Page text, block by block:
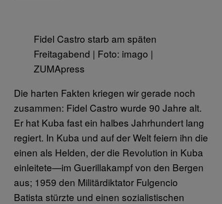
Fidel Castro starb am späten
Freitagabend | Foto: imago |
ZUMApress
Die harten Fakten kriegen wir gerade noch
zusammen: Fidel Castro wurde 90 Jahre alt.
Er hat Kuba fast ein halbes Jahrhundert lang
regiert. In Kuba und auf der Welt feiern ihn die
einen als Helden, der die Revolution in Kuba
einleitete—im Guerillakampf von den Bergen
aus; 1959 den Militärdiktator Fulgencio
Batista stürzte und einen sozialistischen